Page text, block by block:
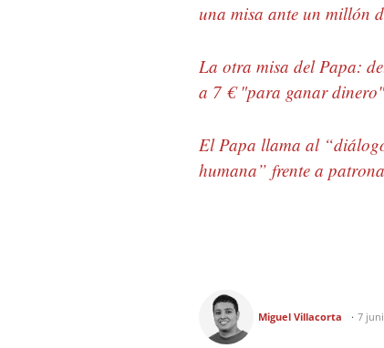
una misa ante un millón
La otra misa del Papa:
a 7 € "para ganar
El Papa llama al
humana” frente a
Miguel Villacorta 7